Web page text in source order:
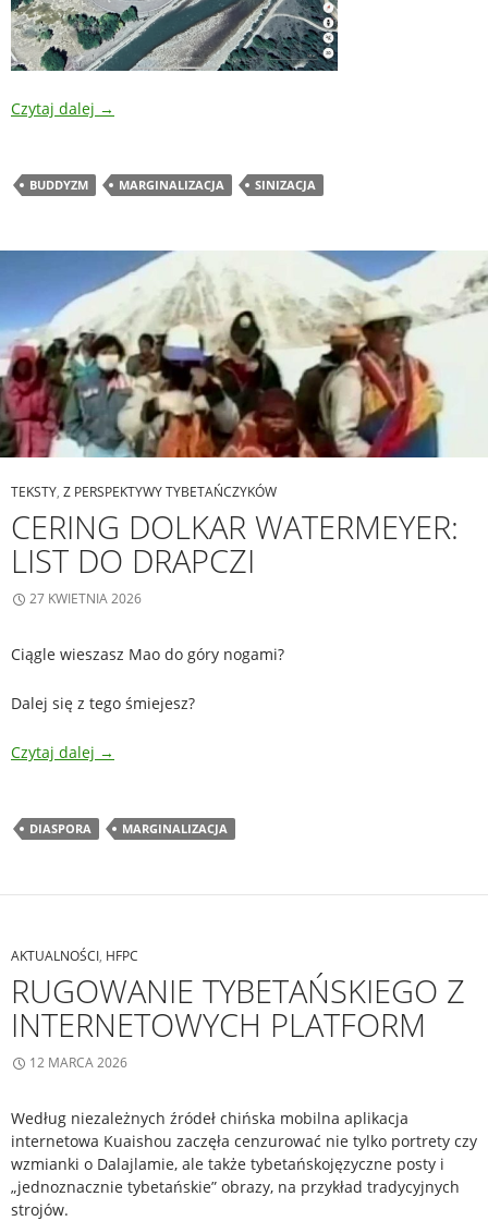
Czytaj dalej →
BUDDYZM MARGINALIZACJA SINIZACJA
TEKSTY, Z PERSPEKTYWY TYBETAŃCZYKÓW
CERING DOLKAR WATERMEYER:
LIST DO DRAPCZI
27 KWIETNIA 2026
Ciągle wieszasz Mao do góry nogami?
Dalej się z tego śmiejesz?
Czytaj dalej →
DIASPORA MARGINALIZACJA
AKTUALNOŚCI, HFPC
RUGOWANIE TYBETAŃSKIEGO Z
INTERNETOWYCH PLATFORM
12 MARCA 2026
Według niezależnych źródeł chińska mobilna aplikacja
internetowa Kuaishou zaczęła cenzurować nie tylko portrety czy
wzmianki o Dalajlamie, ale także tybetańskojęzyczne posty i
„jednoznacznie tybetańskie” obrazy, na przykład tradycyjnych
strojów.